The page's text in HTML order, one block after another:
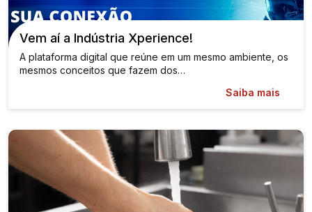
Vem aí a Indústria Xperience!
A plataforma digital que reúne em um mesmo ambiente, os
mesmos conceitos que fazem dos…
Saiba mais